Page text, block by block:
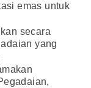
emas untuk
secara
yang